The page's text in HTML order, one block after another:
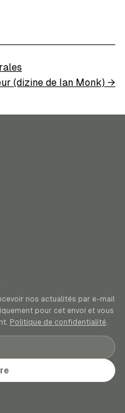
(dizine de Ian Monk) →
nos actualités par e-mail
pour cet envoi et vous
Politique de confidentialité.